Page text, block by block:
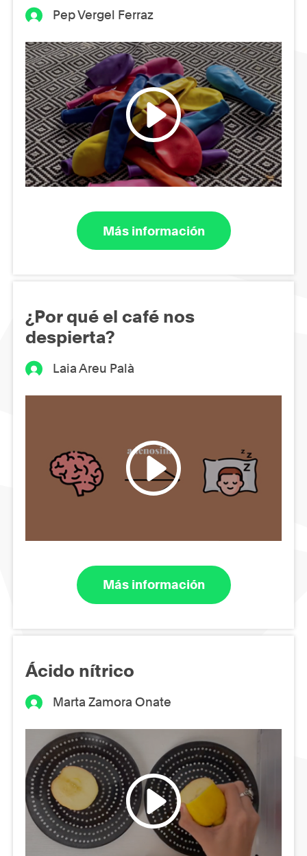
Pep Vergel Ferraz
Más información
¿Por qué el café nos
despierta?
Laia Areu Palà
Más información
Ácido nítrico
Marta Zamora Onate